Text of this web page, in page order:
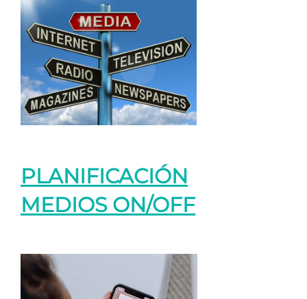
PLANIFICACIÓN
MEDIOS ON/OFF